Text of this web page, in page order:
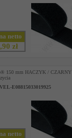
netto
zł
150 mm HACZYK / CZARNY
VEL-E08815033019925
netto